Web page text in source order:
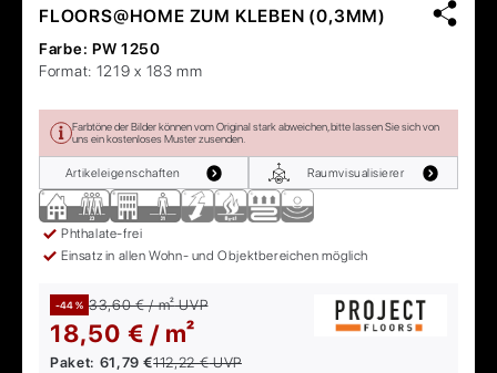
FLOORS@HOME ZUM KLEBEN (0,3MM)
Farbe: PW 1250
Format: 1219 x 183 mm
Farbtöne der Bilder können vom Original stark abweichen, bitte lassen Sie sich von
uns ein kostenloses Muster zusenden.
Artikeleigenschaften Raumvisualisierer
Phthalate-frei
Einsatz in allen Wohn- und Objektbereichen möglich
-44 % 33,60 € / m²UVP
18,50 € / m²
Paket: 61,79 €112,22 €UVP